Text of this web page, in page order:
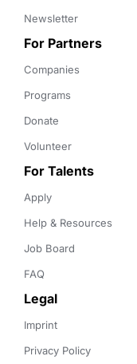
Newsletter
For Partners
Companies
Programs
Donate
Volunteer
For Talents
Apply
Help & Resources
Job Board
FAQ
Legal
Imprint
Privacy Policy